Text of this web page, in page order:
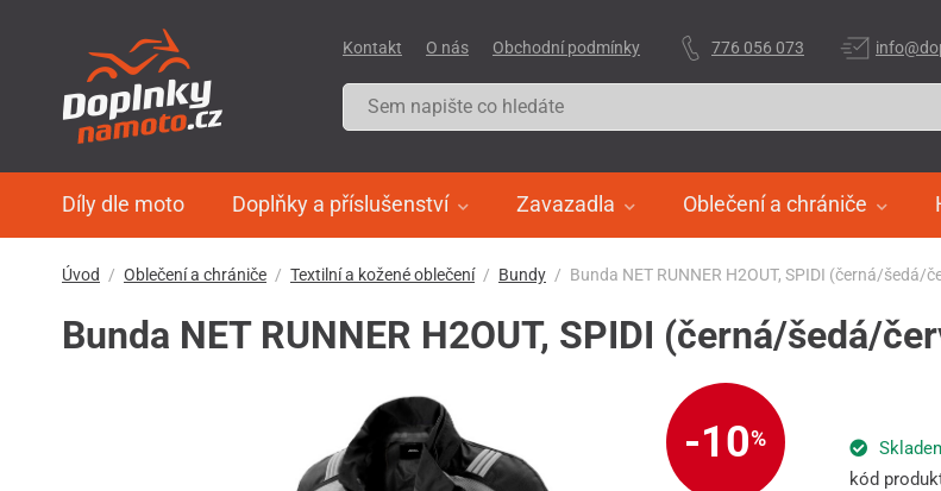
Díly dle moto Doplňky a příslušenství Zavazadla Oblečení a chrániče
Kontakt O nás Obchodní podmínky 776 056 073
Úvod Oblečení a chrániče Textilní a kožené oblečení Bundy Bunda NET RUNNER H2OUT, SPIDI (černá/šedá/
Bunda NET RUNNER H2OUT, SPIDI (černá/šedá/
-10%
kód